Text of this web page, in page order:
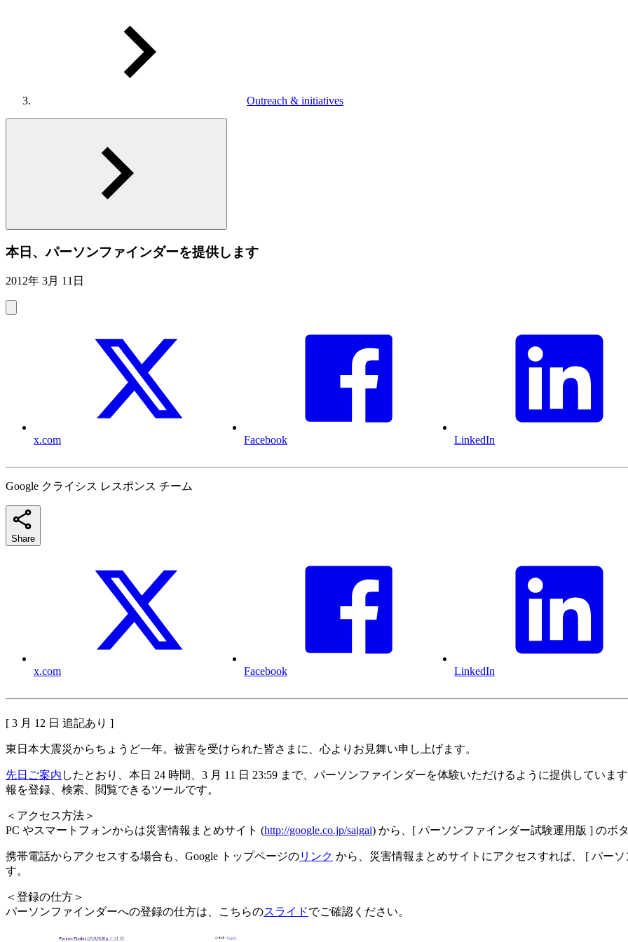
Outreach & initiatives
本日、パーソンファインダーを提供します
2012年 3月 11日
x.com Facebook LinkedIn
Google クライシス レスポンス チーム
Share
x.com Facebook LinkedIn
[ 3 月 12 日 追記あり ]
東日本大震災からちょうど一年。被害を受けられた皆さまに、心よりお見舞い申し上げます。
先日ご案内 したとおり、本日 24 時間、3 月 11 日 23:59 まで、パーソンファインダーを体験いただけるように提供してい
報を登録、検索、閲覧できるツールです。
＜アクセス方法＞
PC やスマートフォンからは災害情報まとめサイト (http://google.co.jp/saigai) から、[ パーソンファインダー試験運用版 ] のボ
携帯電話からアクセスする場合も、Google トップページのリンク から、災害情報まとめサイトにアクセスすれば、 [ パー
す。
＜登録の仕方＞
パーソンファインダーへの登録の仕方は、こちらのスライドでご確認ください。